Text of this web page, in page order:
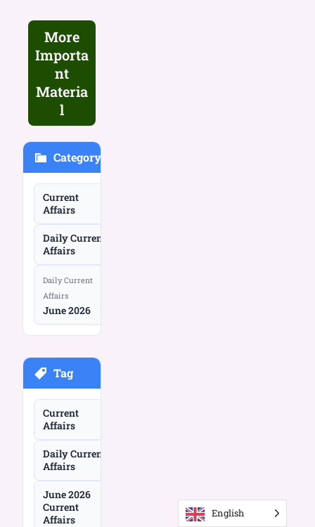
More
Importa
nt
Materia
l
Category
Current
Affairs
Daily Current
Affairs
Daily Current
Affairs
June 2026
Tag
Current
Affairs
Daily Current
Affairs
June 2026
Current
Affairs
English